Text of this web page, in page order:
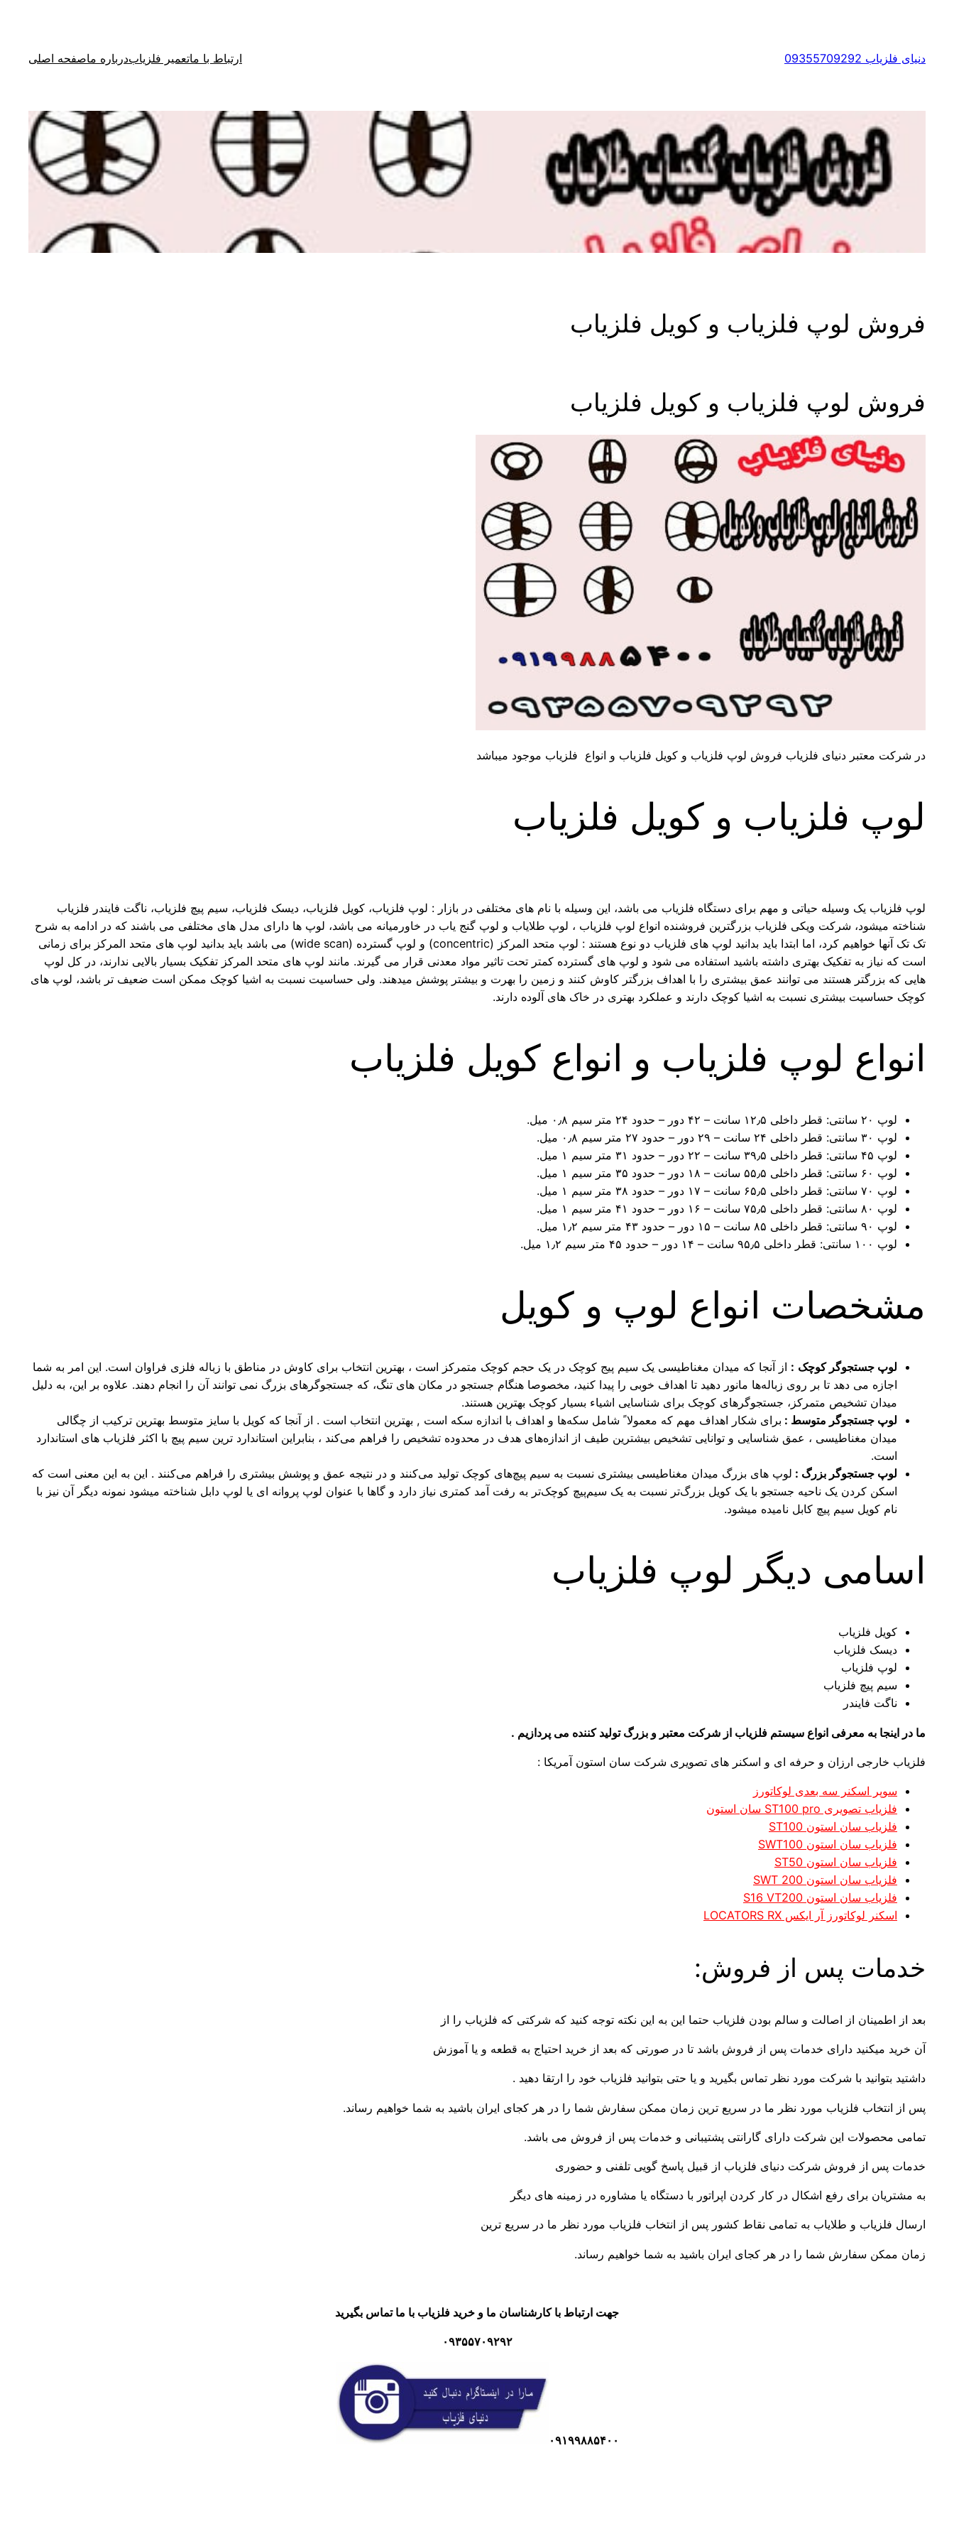
دنیای فلزیاب 09355709292 ارتباط با ماتعمیر فلزیابدرباره ماصفحه اصلی
فروش لوپ فلزیاب و کویل فلزیاب
فروش لوپ فلزیاب و کویل فلزیاب
در شرکت معتبر دنیای فلزیاب فروش لوپ فلزیاب و کویل فلزیاب و انواع فلزیاب موجود میباشد
لوپ فلزیاب و کویل فلزیاب
لوپ فلزیاب یک وسیله حیاتی و مهم برای دستگاه فلزیاب می باشد، این وسیله با نام های مختلفی در بازار : لوپ فلزیاب، کویل فلزیاب، دیسک فلزیاب، سیم پیچ فلزیاب، ناگت فایندر فلزیاب
شناخته میشود، شرکت ویکی فلزیاب بزرگترین فروشنده انواع لوپ فلزیاب ، لوپ طلایاب و لوپ گنج یاب در خاورمیانه می باشد، لوپ ها دارای مدل های مختلفی می باشند که در ادامه به شرح
تک تک آنها خواهیم کرد، اما ابتدا باید بدانید لوپ های فلزیاب دو نوع هستند : لوپ متحد المرکز (concentric) و لوپ گسترده (wide scan) می باشد باید بدانید لوپ های متحد المرکز برای زمانی
است که نیاز به تفکیک بهتری داشته باشید استفاده می شود و لوپ های گسترده کمتر تحت تاثیر مواد معدنی قرار می گیرند. مانند لوپ های متحد المرکز تفکیک بسیار بالایی ندارند، در کل لوپ
هایی که بزرگتر هستند می توانند عمق بیشتری را با اهداف بزرگتر کاوش کنند و زمین را بهرت و بیشتر پوشش میدهند. ولی حساسیت نسبت به اشیا کوچک ممکن است ضعیف تر باشد، لوپ های
کوچک حساسیت بیشتری نسبت به اشیا کوچک دارند و عملکرد بهتری در خاک های آلوده دارند.
انواع لوپ فلزیاب و انواع کویل فلزیاب
لوپ ۲۰ سانتی: قطر داخلی ۱۲٫۵ سانت – ۴۲ دور – حدود ۲۴ متر سیم ۰٫۸ میل.
لوپ ۳۰ سانتی: قطر داخلی ۲۴ سانت – ۲۹ دور – حدود ۲۷ متر سیم ۰٫۸ میل.
لوپ ۴۵ سانتی: قطر داخلی ۳۹٫۵ سانت – ۲۲ دور – حدود ۳۱ متر سیم ۱ میل.
لوپ ۶۰ سانتی: قطر داخلی ۵۵٫۵ سانت – ۱۸ دور – حدود ۳۵ متر سیم ۱ میل.
لوپ ۷۰ سانتی: قطر داخلی ۶۵٫۵ سانت – ۱۷ دور – حدود ۳۸ متر سیم ۱ میل.
لوپ ۸۰ سانتی: قطر داخلی ۷۵٫۵ سانت – ۱۶ دور – حدود ۴۱ متر سیم ۱ میل.
لوپ ۹۰ سانتی: قطر داخلی ۸۵ سانت – ۱۵ دور – حدود ۴۳ متر سیم ۱٫۲ میل.
لوپ ۱۰۰ سانتی: قطر داخلی ۹۵٫۵ سانت – ۱۴ دور – حدود ۴۵ متر سیم ۱٫۲ میل.
مشخصات انواع لوپ و کویل
لوپ جستجوگر کوچک : از آنجا که میدان مغناطیسی یک سیم پیج کوچک در یک حجم کوچک متمرکز است ، بهترین انتخاب برای کاوش در مناطق با زباله فلزی فراوان است. این امر به شما
اجازه می دهد تا بر روی زباله‌ها مانور دهید تا اهداف خوبی را پیدا کنید، مخصوصا هنگام جستجو در مکان های تنگ، که جستجوگرهای بزرگ نمی توانند آن را انجام دهند. علاوه بر این، به دلیل
میدان تشخیص متمرکز، جستجوگرهای کوچک برای شناسایی اشیاء بسیار کوچک بهترین هستند.
لوپ جستجوگر متوسط : برای شکار اهداف مهم که معمولا ً شامل سکه‌ها و اهداف با اندازه سکه است , بهترین انتخاب است . از آنجا که کویل با سایز متوسط بهترین ترکیب از چگالی
میدان مغناطیسی ، عمق شناسایی و توانایی تشخیص بیشترین طیف از اندازه‌های هدف در محدوده تشخیص را فراهم می‌کند ، بنابراین استاندارد ترین سیم پیچ با اکثر فلزیاب های استاندارد
است.
لوپ جستجوگر بزرگ : لوپ های بزرگ میدان مغناطیسی بیشتری نسبت به سیم پیچ‌های کوچک تولید می‌کنند و در نتیجه عمق و پوشش بیشتری را فراهم می‌کنند . این به این معنی است که
اسکن کردن یک ناحیه جستجو با یک کویل بزرگ‌تر نسبت به یک سیم‌پیچ کوچک‌تر به رفت آمد کمتری نیاز دارد و گاها با عنوان لوپ پروانه ای یا لوپ دابل شناخته میشود نمونه دیگر آن نیز با
نام کویل سیم پیچ کابل نامیده میشود.
اسامی دیگر لوپ فلزیاب
کویل فلزیاب
دیسک فلزیاب
لوپ فلزیاب
سیم پیچ فلزیاب
ناگت فایندر
ما در اینجا به معرفی انواع سیستم فلزیاب از شرکت معتبر و بزرگ تولید کننده می پردازیم .
فلزیاب خارجی ارزان و حرفه ای و اسکنر های تصویری شرکت سان استون آمریکا :
سوپر اسکنر سه بعدی لوکاتورز
فلزیاب تصویری ST100 pro سان استون
فلزیاب سان استون ST100
فلزیاب سان استون SWT100
فلزیاب سان استون ST50
فلزیاب سان استون SWT 200
فلزیاب سان استون S16 VT200
اسکنر لوکاتورز آر ایکس LOCATORS RX
خدمات پس از فروش:
بعد از اطمینان از اصالت و سالم بودن فلزیاب حتما این به این نکته توجه کنید که شرکتی که فلزیاب را از
آن خرید میکنید دارای خدمات پس از فروش باشد تا در صورتی که بعد از خرید احتیاج به قطعه و یا آموزش
داشتید بتوانید با شرکت مورد نظر تماس بگیرید و یا حتی بتوانید فلزیاب خود را ارتقا دهید .
پس از انتخاب فلزیاب مورد نظر ما در سریع ترین زمان ممکن سفارش شما را در هر کجای ایران باشید به شما خواهیم رساند.
تمامی محصولات این شرکت دارای گارانتی پشتیبانی و خدمات پس از فروش می باشد.
خدمات پس از فروش شرکت دنیای فلزیاب از قبیل پاسخ گویی تلفنی و حضوری
به مشتریان برای رفع اشکال در کار کردن اپراتور با دستگاه یا مشاوره در زمینه های دیگر
ارسال فلزیاب و طلایاب به تمامی نقاط کشور پس از انتخاب فلزیاب مورد نظر ما در سریع ترین
زمان ممکن سفارش شما را در هر کجای ایران باشید به شما خواهیم رساند.
جهت ارتباط با کارشناسان ما و خرید فلزیاب با ما تماس بگیرید
۰۹۳۵۵۷۰۹۲۹۲
۰۹۱۹۹۸۸۵۴۰۰